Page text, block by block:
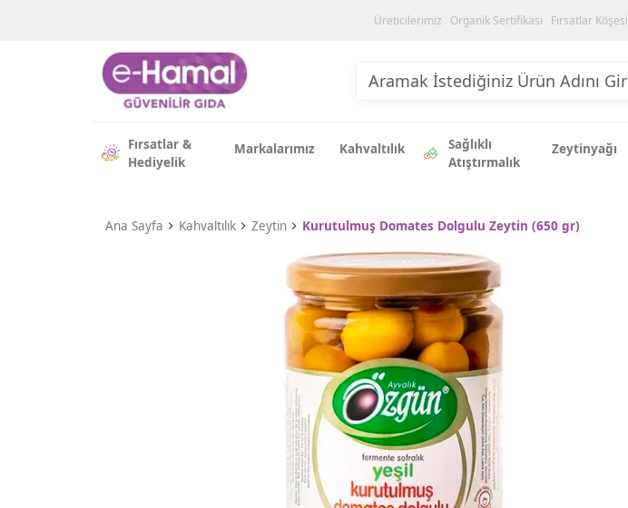
Üreticilerimiz Organik Sertifikası Fırsatlar Köşesi
Fırsatlar &
Hediyelik
Markalarımız Kahvaltılık
Sağlıklı
Atıştırmalık
Zeytinyağı
Ana Sayfa Kahvaltılık Zeytin Kurutulmuş Domates Dolgulu Zeytin (650 gr)